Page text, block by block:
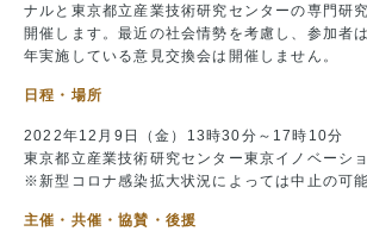
ナルと東京都立産業技術研究センターの専門研
開催します。最近の社会情勢を考慮し、参加者
年実施している意見交換会は開催しません。
日程・場所
2022年12月9日（金）13時30分～17時10分
東京都立産業技術研究センター東京イノベーシ
※新型コロナ感染拡大状況によっては中止の可
主催・共催・協賛・後援